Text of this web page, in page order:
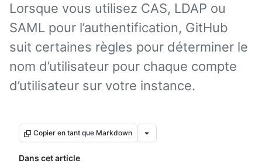
Lorsque vous utilisez CAS, LDAP ou
SAML pour l’authentification, GitHub
suit certaines règles pour déterminer le
nom d’utilisateur pour chaque compte
d’utilisateur sur votre instance.
Copier en tant que Markdown
Dans cet article